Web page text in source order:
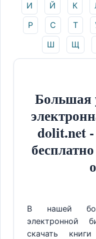
И
Й К
Р
С Т
Ш
Щ
Большая
dolit.net
В нашей
электронной
скачать